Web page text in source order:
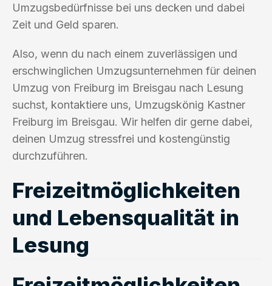
Umzugsbedürfnisse bei uns decken und dabei
Zeit und Geld sparen.
Also, wenn du nach einem zuverlässigen und
erschwinglichen Umzugsunternehmen für deinen
Umzug von Freiburg im Breisgau nach Lesung
suchst, kontaktiere uns, Umzugskönig Kastner
Freiburg im Breisgau. Wir helfen dir gerne dabei,
deinen Umzug stressfrei und kostengünstig
durchzuführen.
Freizeitmöglichkeiten
und Lebensqualität in
Lesung